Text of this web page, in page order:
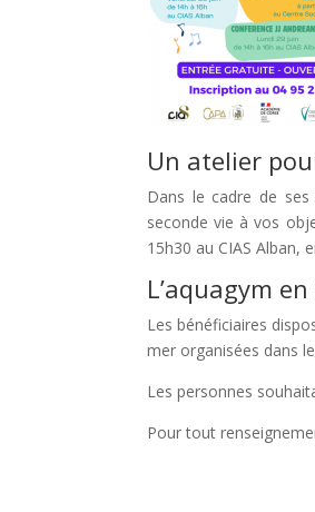
Un atelier
Dans le cadre de
seconde vie à vos
15h30 au CIAS Alban,
L’aquagym
Les bénéficiaires
mer organisées dans
Les personnes
Pour tout